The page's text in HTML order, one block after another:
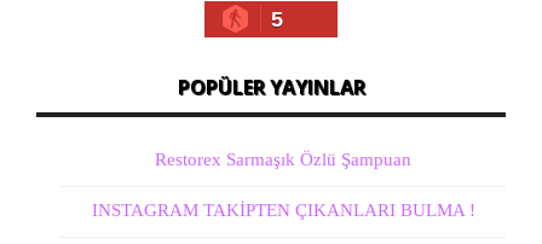
5
POPÜLER YAYINLAR
Restorex Sarmaşık Özlü Şampuan
INSTAGRAM TAKİPTEN ÇIKANLARI BULMA !